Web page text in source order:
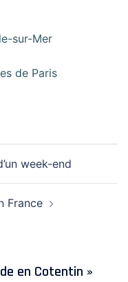
sur-Mer
de Paris
week-end
France
en Cotentin »